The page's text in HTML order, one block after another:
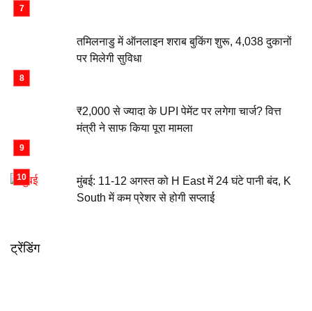
तमिलनाडु में ऑनलाइन शराब बुकिंग शुरू, 4,038 दुकानों
पर मिलेगी सुविधा
₹2,000 से ज्यादा के UPI पेमेंट पर लगेगा चार्ज? वित्त
मंत्री ने साफ किया पूरा मामला
मुंबई: 11-12 अगस्त को H East में 24 घंटे पानी बंद, K
South में कम प्रेशर से होगी सप्लाई
ट्रेंडिंग